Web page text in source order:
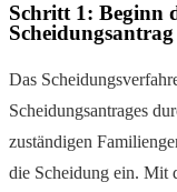
Schritt 1: Beginn
Scheidungsantrag
Das
Scheidungsantrages
zuständigen
die Scheidung ein. Mit